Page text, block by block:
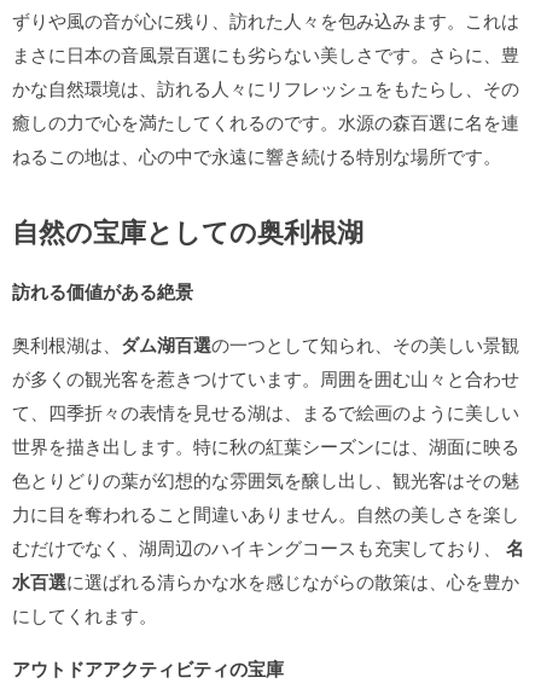
ずりや風の音が心に残り、訪れた人々を包み込みます。これは
まさに日本の音風景百選にも劣らない美しさです。さらに、豊
かな自然環境は、訪れる人々にリフレッシュをもたらし、その
癒しの力で心を満たしてくれるのです。水源の森百選に名を連
ねるこの地は、心の中で永遠に響き続ける特別な場所です。
自然の宝庫としての奥利根湖
訪れる価値がある絶景
奥利根湖は、 ダム湖百選の一つとして知られ、その美しい景観
が多くの観光客を惹きつけています。周囲を囲む山々と合わせ
て、四季折々の表情を見せる湖は、まるで絵画のように美しい
世界を描き出します。特に秋の紅葉シーズンには、湖面に映る
色とりどりの葉が幻想的な雰囲気を醸し出し、観光客はその魅
力に目を奪われること間違いありません。自然の美しさを楽し
むだけでなく、湖周辺のハイキングコースも充実しており、 名
水百選に選ばれる清らかな水を感じながらの散策は、心を豊か
にしてくれます。
アウトドアアクティビティの宝庫